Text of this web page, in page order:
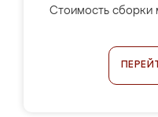
Стоимость сборки